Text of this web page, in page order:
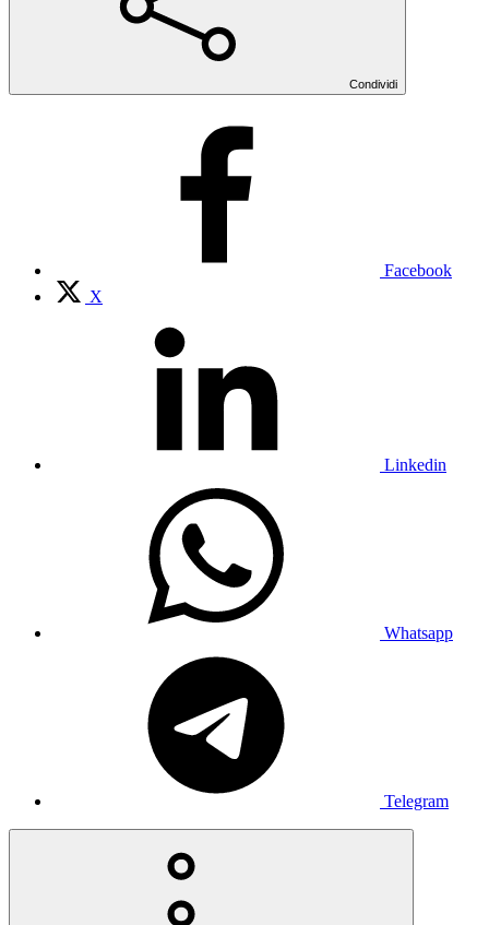
Condividi
Facebook
X
Linkedin
Whatsapp
Telegram